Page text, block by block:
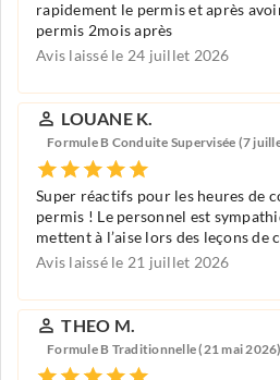
rapidement le permis et après
permis 2mois après
Avis laissé le 24 juillet 2026
LOUANE K.
Formule B Conduite Supervisée (7
Super réactifs pour les heures de
permis ! Le personnel est
mettent à l’aise lors des leçons de
Avis laissé le 21 juillet 2026
THEO M.
Formule B Traditionnelle (21 mai 2026)